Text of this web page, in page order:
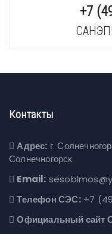
+7
Контакты
Адрес: г.
Солнечногорск
Email:
Телефон СЭС:+7
Официальный сайт